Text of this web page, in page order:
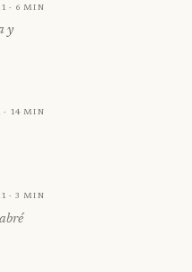
· 6 min
y
14 min
· 3 min